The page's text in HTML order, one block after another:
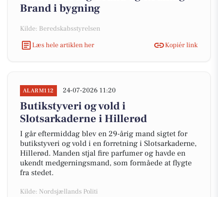
Brand i bygning
Kilde: Beredskabsstyrelsen
Læs hele artiklen her
Kopiér link
ALARM112 24-07-2026 11:20
Butikstyveri og vold i
Slotsarkaderne i Hillerød
I går eftermiddag blev en 29-årig mand sigtet for
butikstyveri og vold i en forretning i Slotsarkaderne,
Hillerød. Manden stjal fire parfumer og havde en
ukendt medgerningsmand, som formåede at flygte
fra stedet.
Kilde: Nordsjællands Politi